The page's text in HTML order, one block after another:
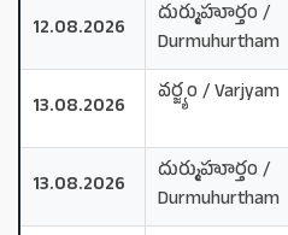
12.08.2026
దుర్ముహూర్తం /
Durmuhurtham
13.08.2026
వర్జ్యం / Varjyam
13.08.2026
దుర్ముహూర్తం /
Durmuhurtham